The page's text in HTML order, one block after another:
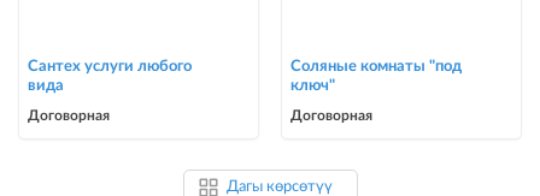
Сантех услуги любого
вида
Договорная
Соляные комнаты "под
ключ"
Договорная
Дагы көрсөтүү